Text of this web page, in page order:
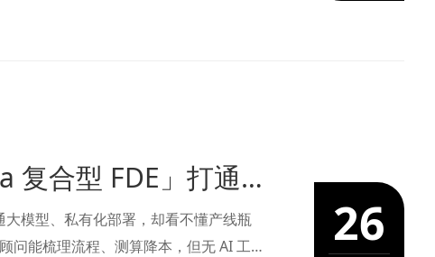
制造 AI 落地难？科理「Echo+Delta 复合型 FDE」打通业务与技术断层
模型、私有化部署，却看不懂产线瓶
问能梳理流程、测算降本，但无 AI 工程
26